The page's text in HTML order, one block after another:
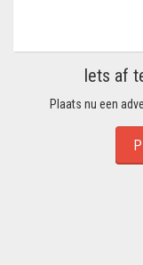
Iets af
Plaats nu een